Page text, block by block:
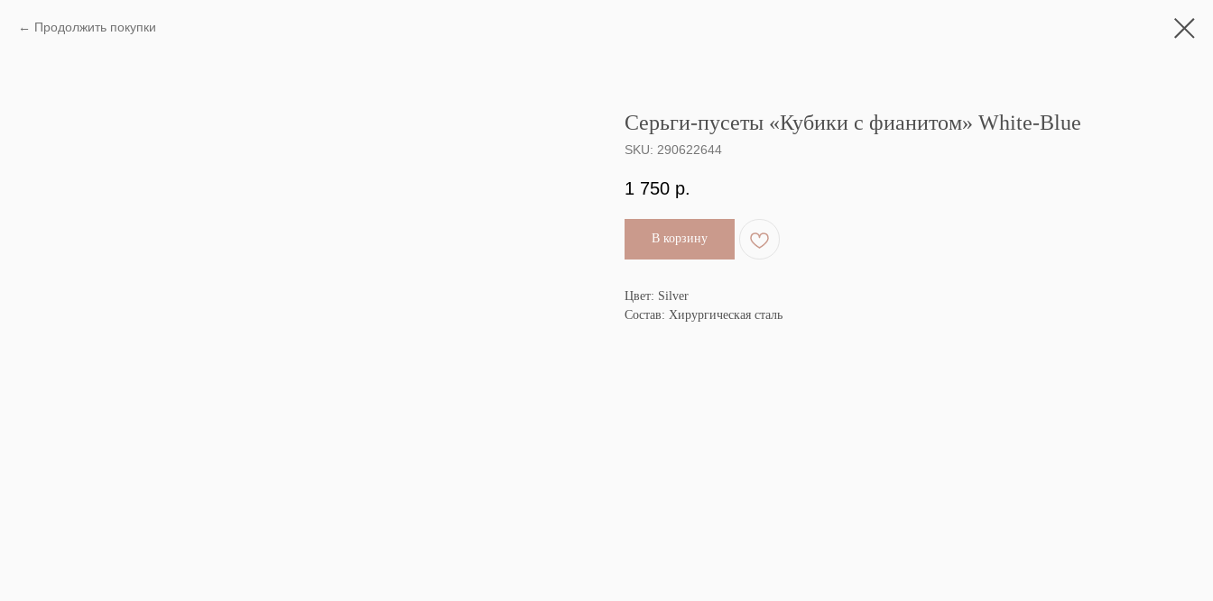
Продолжить покупки
Серьги-пусеты «Кубики с фианитом» White-Blue
SKU: 290622644
1 750 р.
В корзину
Цвет: Silver
Состав: Хирургическая сталь